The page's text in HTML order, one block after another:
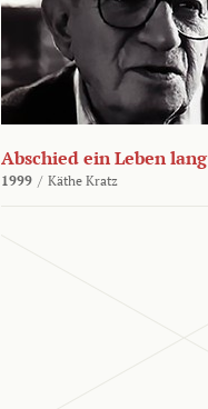
Abschied ein Leben lang
1999 / Käthe Kratz